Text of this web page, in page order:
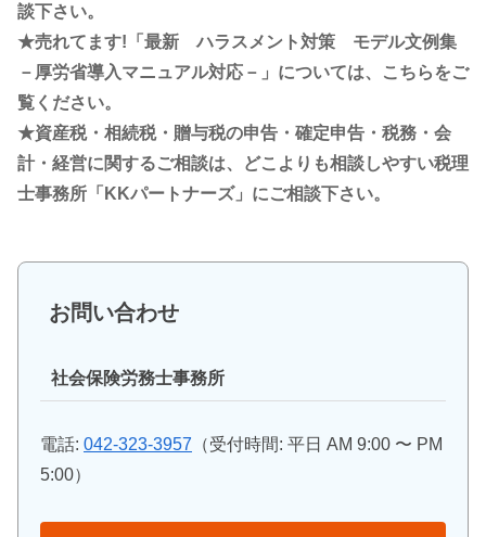
談下さい。
★売れてます!「最新 ハラスメント対策 モデル文例集
－厚労省導入マニュアル対応－」については、こちらをご
覧ください。
★資産税・相続税・贈与税の申告・確定申告・税務・会
計・経営に関するご相談は、どこよりも相談しやすい税理
士事務所「KKパートナーズ」にご相談下さい。
お問い合わせ
社会保険労務士事務所
電話: 042-323-3957 （受付時間: 平日 AM 9:00 〜 PM
5:00）